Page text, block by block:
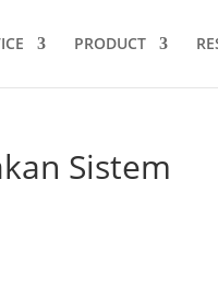
PRODUCT
Sistem